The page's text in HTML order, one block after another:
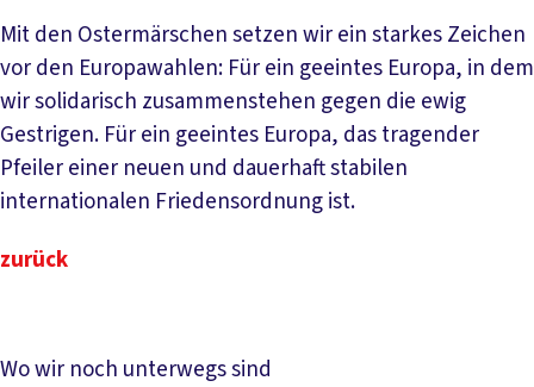
Mit den Ostermärschen setzen wir ein starkes Zeichen
vor den Europawahlen: Für ein geeintes Europa, in dem
wir solidarisch zusammenstehen gegen die ewig
Gestrigen. Für ein geeintes Europa, das tragender
Pfeiler einer neuen und dauerhaft stabilen
internationalen Friedensordnung ist.
zurück
Wo wir noch unterwegs sind